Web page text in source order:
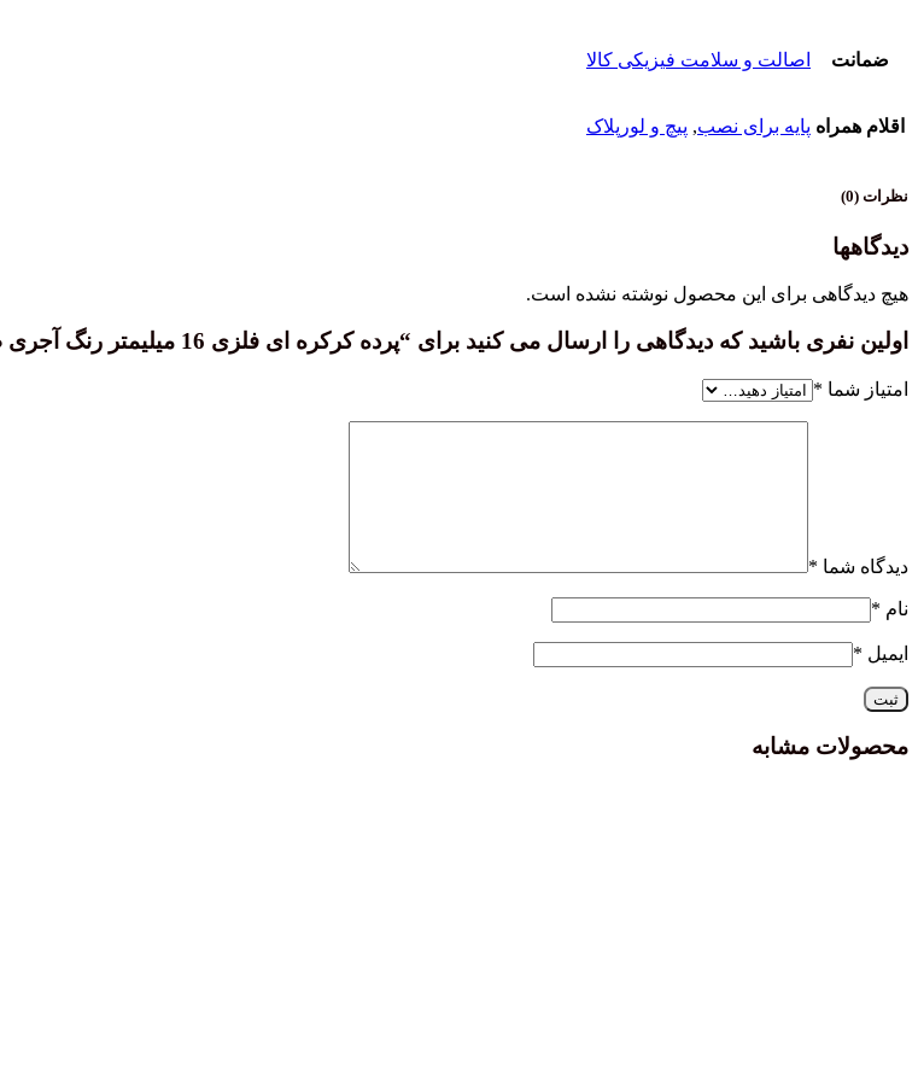
ضمانت اصالت و سلامت فیزیکی کالا
اقلام همراه پایه برای نصب, پیچ و لورپلاک
نظرات (0)
دیدگاهها
هیچ دیدگاهی برای این محصول نوشته نشده است.
اولین نفری باشید که دیدگاهی را ارسال می کنید برای “پرده کرکره ای فلزی 16 میلیمتر رنگ آجری طرح چوب”
امتیاز شما *
دیدگاه شما *
نام *
ایمیل *
محصولات مشابه